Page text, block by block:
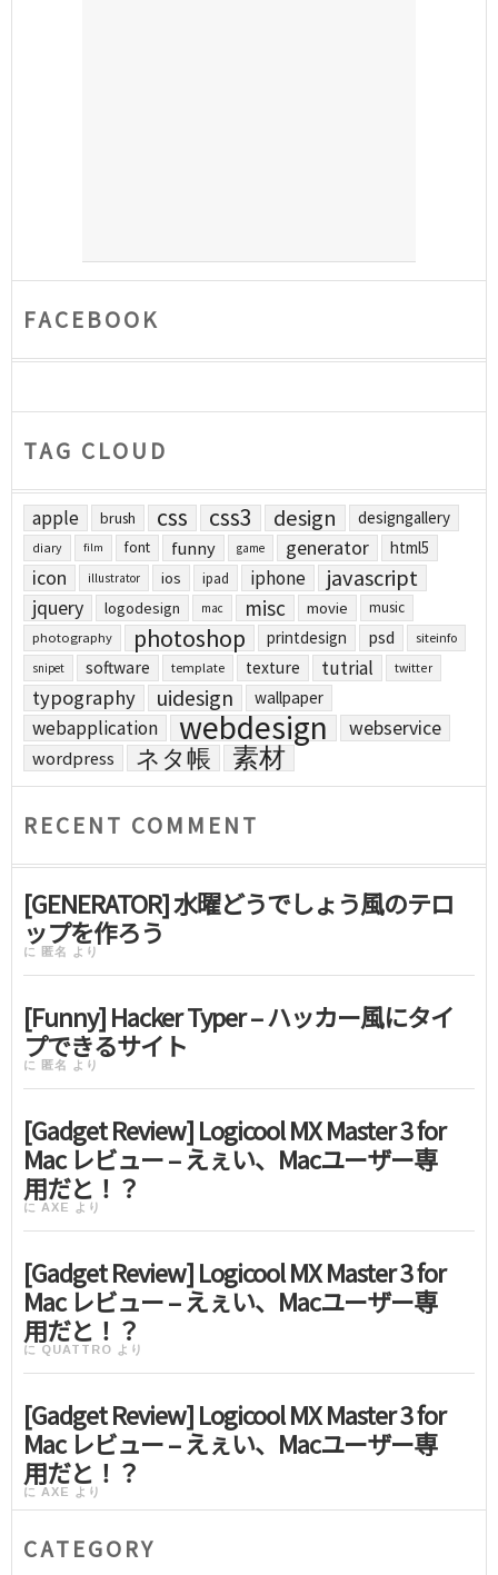
FACEBOOK
TAG CLOUD
apple brush css css3 design designgallery
diary film font funny game generator html5
icon illustrator ios ipad iphone javascript
jquery logodesign mac misc movie music
photography photoshop printdesign psd siteinfo
snipet software template texture tutrial twitter
typography uidesign wallpaper
webapplication webdesign webservice
wordpress ネタ帳 素材
RECENT COMMENT
[GENERATOR] 水曜どうでしょう風のテロ
ップを作ろう
に 匿名 より
[Funny] Hacker Typer – ハッカー風にタイ
プできるサイト
に 匿名 より
[Gadget Review] Logicool MX Master 3 for
Mac レビュー – えぇい、Macユーザー専
用だと！？
に AXE より
[Gadget Review] Logicool MX Master 3 for
Mac レビュー – えぇい、Macユーザー専
用だと！？
に QUATTRO より
[Gadget Review] Logicool MX Master 3 for
Mac レビュー – えぇい、Macユーザー専
用だと！？
に AXE より
CATEGORY